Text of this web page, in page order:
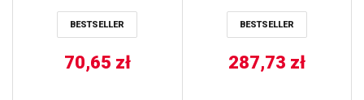
(TULEJKI +
USZCZELNIACZE) ALL
BESTSELLER
70,65 zł
BESTSELLER
287,73 zł